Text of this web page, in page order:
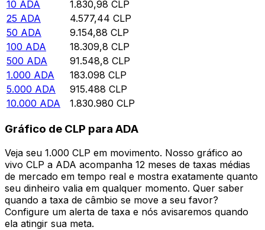
10 ADA 1.830,98 CLP
25 ADA 4.577,44 CLP
50 ADA 9.154,88 CLP
100 ADA 18.309,8 CLP
500 ADA 91.548,8 CLP
1.000 ADA 183.098 CLP
5.000 ADA 915.488 CLP
10.000 ADA 1.830.980 CLP
Gráfico de CLP para ADA
Veja seu 1.000 CLP em movimento. Nosso gráfico ao
vivo CLP a ADA acompanha 12 meses de taxas médias
de mercado em tempo real e mostra exatamente quanto
seu dinheiro valia em qualquer momento. Quer saber
quando a taxa de câmbio se move a seu favor?
Configure um alerta de taxa e nós avisaremos quando
ela atingir sua meta.